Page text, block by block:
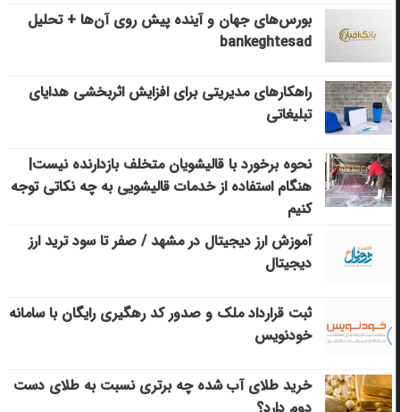
بورس‌های جهان و آینده پیش روی آن‌ها + تحلیل
bankeghtesad
راهکارهای مدیریتی برای افزایش اثربخشی هدایای
تبلیغاتی
نحوه برخورد با قالیشویان متخلف بازدارنده نیست|
هنگام استفاده از خدمات قالیشویی به چه نکاتی توجه
کنیم
آموزش ارز دیجیتال در مشهد / صفر تا سود ترید ارز
دیجیتال
ثبت قرارداد ملک و صدور کد رهگیری رایگان با سامانه
خودنویس
خرید طلای آب شده چه برتری نسبت به طلای دست